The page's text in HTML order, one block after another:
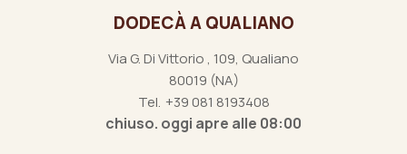
DODECÀ A QUALIANO
Via G. Di Vittorio , 109, Qualiano
80019 (NA)
Tel. +39 081 8193408
chiuso. oggi apre alle 08:00